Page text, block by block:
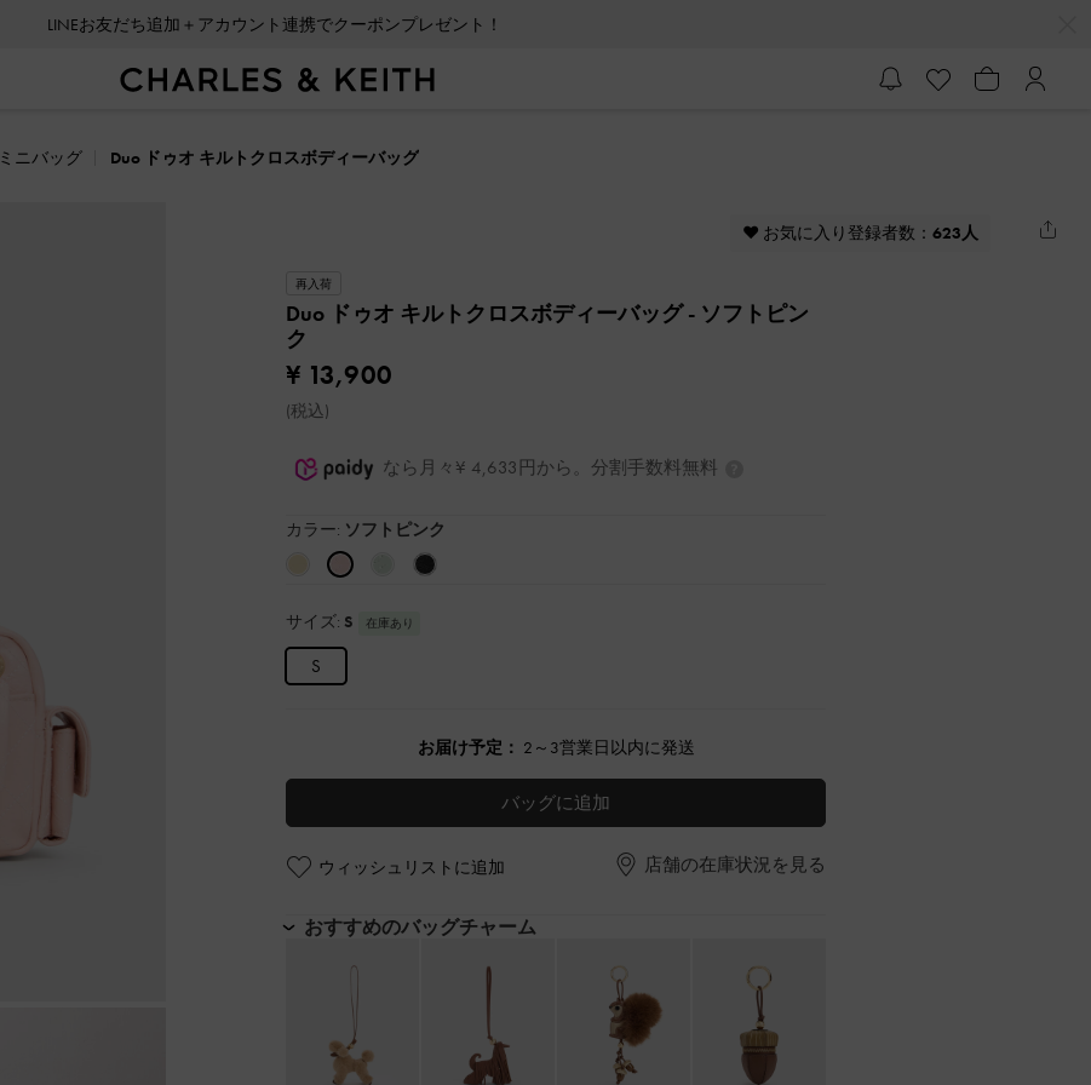
LINEお友だち追加＋アカウント連携でクーポンプレゼント！
ミニバッグ Duo ドゥオ キルトクロスボディーバッグ
♥ お気に入り登録者数： 623人
再入荷
Duo ドゥオ キルトクロスボディーバッグ- ソフトピン
ク
¥ 13,900
(税込)
なら月々¥ 4,633円から。分割手数料無料
カラー: ソフトピンク
サイズ: S 在庫あり
S
お届け予定： 2～3営業日以内に発送
バッグに追加
ウィッシュリストに追加 店舗の在庫状況を見る
おすすめのバッグチャーム